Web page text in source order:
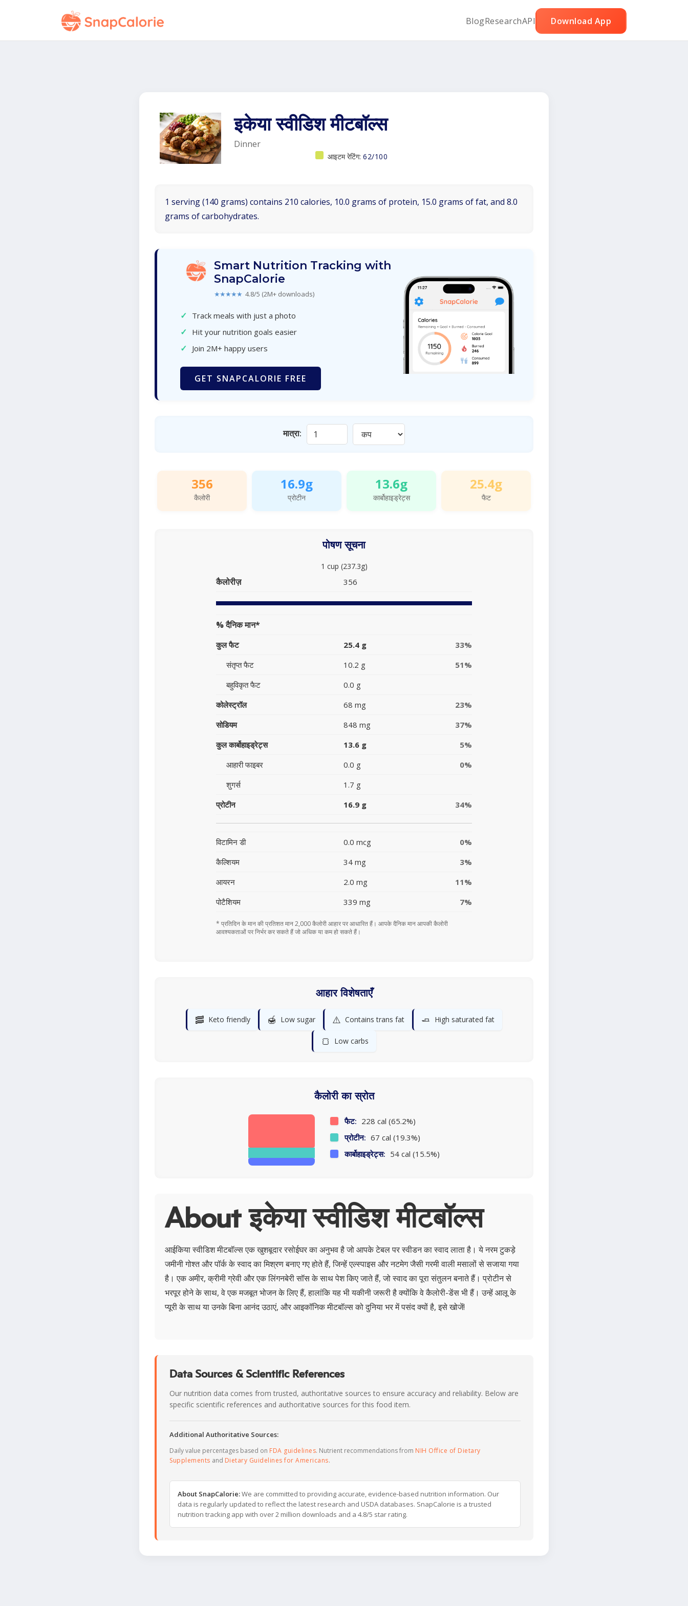
BlogResearchAPI Download App
इकेया स्वीडिश मीटबॉल्स
Dinner
आइटम रेटिंग: 62/100
1 serving (140 grams) contains 210 calories, 10.0 grams of protein, 15.0 grams of fat, and 8.0
grams of carbohydrates.
Smart Nutrition Tracking with
SnapCalorie
★★★★★ 4.8/5 (2M+ downloads)
✓ Track meals with just a photo
✓ Hit your nutrition goals easier
✓ Join 2M+ happy users
GET SNAPCALORIE FREE
मात्रा:
356
कैलोरी
16.9g
प्रोटीन
13.6g
कार्बोहाइड्रेट्स
25.4g
फैट
पोषण सूचना
1 cup (237.3g)
कैलोरीज़ 356
% दैनिक मान*
कुल फैट 25.4 g
33%
संतृप्त फैट
10.2 g
51%
बहुविकृत फैट
0.0 g
कोलेस्ट्रॉल
68 mg
23%
सोडियम
848 mg
37%
कुल कार्बोहाइड्रेट्स
13.6 g
5%
आहारी फाइबर
0.0 g
0%
शुगर्स
1.7 g
प्रोटीन
16.9 g 34%
विटामिन डी 0.0 mcg
0%
कैल्शियम
34 mg
3%
आयरन
2.0 mg
11%
पोटैशियम
339 mg 7%
* प्रतिदिन के मान की प्रतिशत मान 2,000 कैलोरी आहार पर आधारित हैं। आपके दैनिक मान आपकी कैलोरी
आवश्यकताओं पर निर्भर कर सकते हैं जो अधिक या कम हो सकते हैं।
आहार विशेषताएँ
🥓 Keto friendly 🍯 Low sugar ⚠️ Contains trans fat 🧈 High saturated fat
🍞 Low carbs
कैलोरी का स्रोत
फैट: 228 cal (65.2%)
प्रोटीन: 67 cal (19.3%)
कार्बोहाइड्रेट्स: 54 cal (15.5%)
About इकेया स्वीडिश मीटबॉल्स
आईकिया स्वीडिश मीटबॉल्स एक खुशबूदार रसोईघर का अनुभव है जो आपके टेबल पर स्वीडन का स्वाद लाता है। ये नरम टुकड़े
जमीनी गोश्त और पॉर्क के स्वाद का मिश्रण बनाए गए होते हैं, जिन्हें एल्स्पाइस और नटमेग जैसी गरमी वाली मसालों से सजाया गया
है। एक अमीर, क्रीमी ग्रेवी और एक लिंगनबेरी सॉस के साथ पेश किए जाते हैं, जो स्वाद का पूरा संतुलन बनाते हैं। प्रोटीन से
भरपूर होने के साथ, वे एक मजबूत भोजन के लिए हैं, हालांकि यह भी यकीनी जरूरी है क्योंकि वे कैलोरी-डेंस भी हैं। उन्हें आलू के
प्यूरी के साथ या उनके बिना आनंद उठाएं, और आइकॉनिक मीटबॉल्स को दुनिया भर में पसंद क्यों है, इसे खोजें!
Data Sources & Scientific References
Our nutrition data comes from trusted, authoritative sources to ensure accuracy and reliability. Below are
specific scientific references and authoritative sources for this food item.
Additional Authoritative Sources:
Daily value percentages based on FDA guidelines. Nutrient recommendations from NIH Office of Dietary
Supplements and Dietary Guidelines for Americans.
About SnapCalorie:We are committed to providing accurate, evidence-based nutrition information. Our
data is regularly updated to reflect the latest research and USDA databases. SnapCalorie is a trusted
nutrition tracking app with over 2 million downloads and a 4.8/5 star rating.